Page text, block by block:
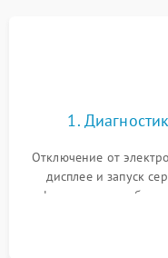
1.
Отключение от
дисплее и запуск
фильтра,
неисправностях (не